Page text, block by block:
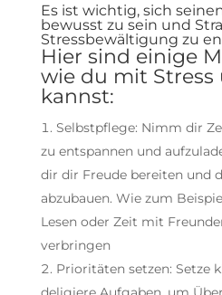
Es ist wichtig, sich
bewusst zu sein und
Stressbewältigung zu
Hier sind einige
wie du mit Stress
kannst:
Selbstpflege: Nimm dir
zu entspannen und
dir dir Freude bereiten und
abzubauen. Wie zum
Lesen oder Zeit mit
verbringen
Prioritäten setzen: Setze